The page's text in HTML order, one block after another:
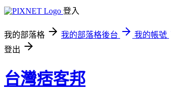
登入
我的部落格 我的部落格後台
我的帳號
登出
台灣痞客邦